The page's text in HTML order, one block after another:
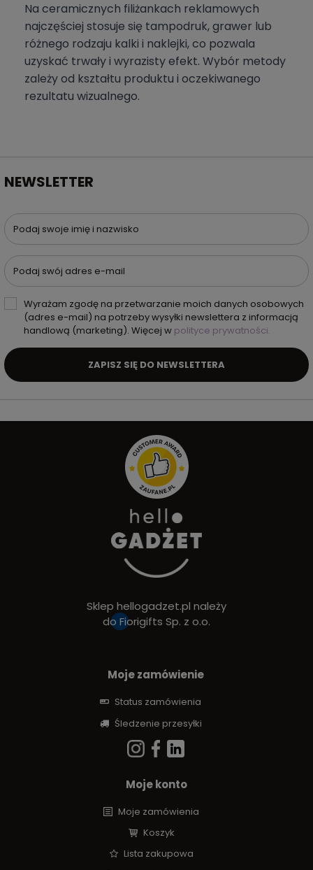
Na ceramicznych filiżankach reklamowych
najczęściej stosuje się tampodruk, grawer lub
różnego rodzaju kalki i naklejki, co pozwala
uzyskać trwały i wyrazisty efekt. Wybór metody
zależy od kształtu produktu i oczekiwanego
rezultatu wizualnego.
NEWSLETTER
Podaj swoje imię i nazwisko
Podaj swój adres e-mail
Wyrażam zgodę na przetwarzanie moich danych osobowych
(adres e-mail) na potrzeby wysyłki newslettera z informacją
handlową (marketing). Więcej w polityce prywatności.
ZAPISZ SIĘ DO NEWSLETTERA
Sklep hellogadzet.pl należy
do Fiorigifts Sp. z o.o.
Moje zamówienie
Status zamówienia
Śledzenie przesyłki
Moje konto
Moje zamówienia
Koszyk
Lista zakupowa